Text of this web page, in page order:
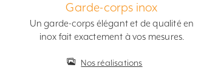
Garde-corps inox
Un garde-corps élégant et de qualité en
inox fait exactement à vos mesures.
Nos réalisations